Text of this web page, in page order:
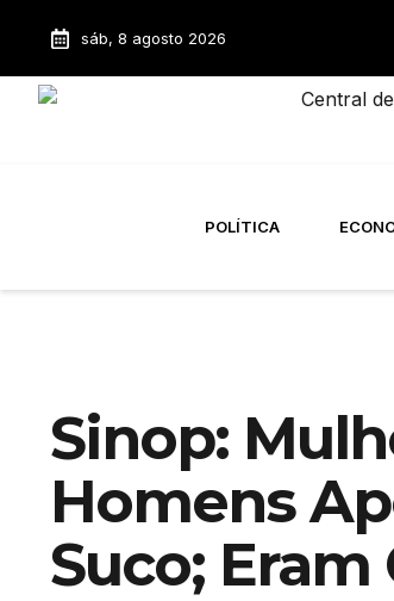
sáb, 8 agosto 2026
POLÍTICA
Sinop:
Homens
Suco;